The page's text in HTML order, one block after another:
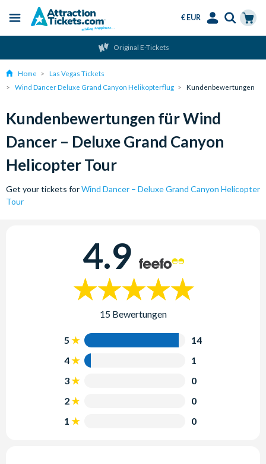
content
Menu
€ EUR
Original E-Tickets
Home
Las Vegas Tickets
Wind Dancer Deluxe Grand Canyon Helikopterflug
Kundenbewertungen
Kundenbewertungen für Wind
Dancer – Deluxe Grand Canyon
Helicopter Tour
Get your tickets forWind Dancer – Deluxe Grand Canyon Helicopter
Tour
4.9
15 Bewertungen
5
14
4
1
3
0
2
0
1
0